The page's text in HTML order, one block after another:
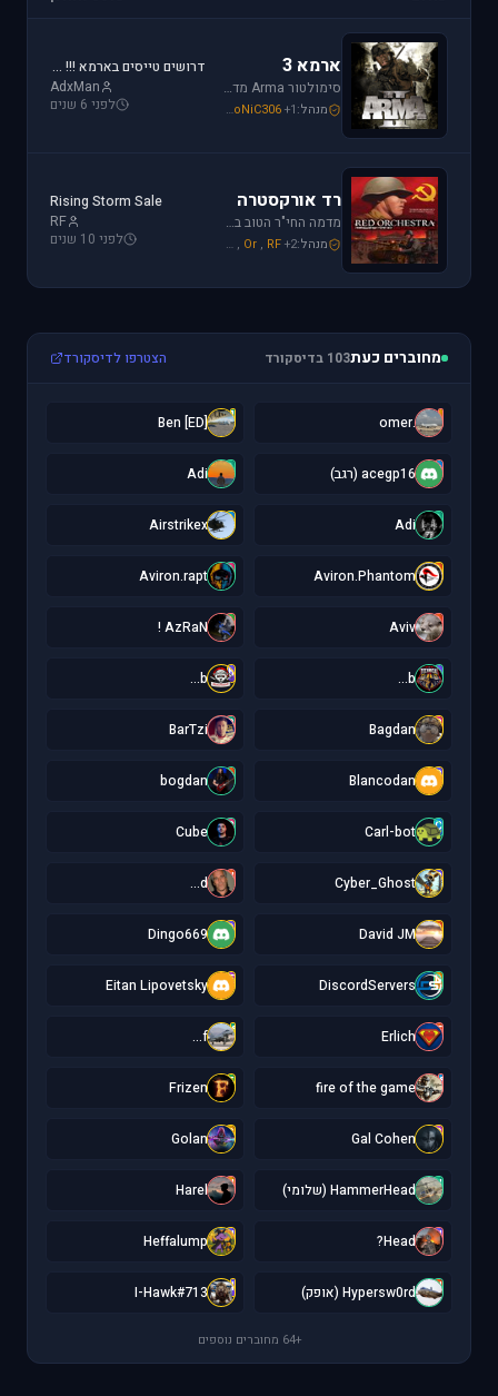
ארמא 3
סימולטור Arma מדמה את לוחמת שדה הקרב ברמה ריאליסטית גבוהה. בנוסף, ארמא משלב בין לוחמה אווירית ללוחמת שדה קרקעית.
מנהל: galzohar SoNiC306+1
דרושים טייסים בארמא !!! Sayeret Matkal Clan
AdxMan
לפני 6 שנים
רד אורקסטרה
מדמה החי"ר הטוב ביותר שיצא למלחמת העולם השנייה. המשחק היחידי שמחזיר אותך לחזית המזרחית. כולל לוחמת חי"ר ושריון.
מנהל: Mike_69th , Or , RF+2
Rising Storm Sale
RF
לפני 10 שנים
מחוברים כעת103 בדיסקורד הצטרפו לדיסקורד
.
.omer
[
[ED] Ben
a acegp16 (רגב) A
Adi
A
Adi
A
Airstrikex
A
Aviron.Phantom
A
Aviron.rapt
A
Aviv
A
AzRaN !
b
b...
b
b...
B
Bagdan
B
BarTzi
B
Blancodan
b
bogdan
C
Carl-bot
C
Cube
C
Cyber_Ghost
d
d...
D
David JM
D
Dingo669
D
DiscordServers
E
Eitan Lipovetsky
E
Erlich
f
f...
f
fire of the game
F
Frizen
G
Gal Cohen
G
Golan
H HammerHead (שלומי) H
Harel
H
Head?
H
Heffalump
H Hypersw0rd (אופק) I
I-Hawk#713
+64 מחוברים נוספים